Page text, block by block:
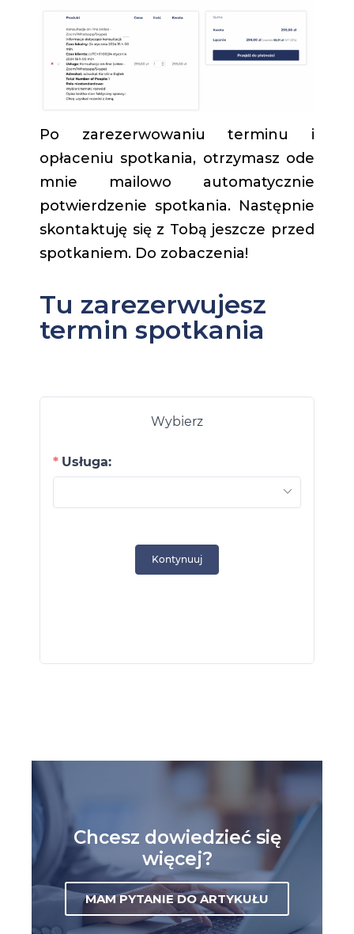
Po zarezerwowaniu terminu i
opłaceniu spotkania, otrzymasz ode
mnie mailowo automatycznie
potwierdzenie spotkania. Następnie
skontaktuję się z Tobą jeszcze przed
spotkaniem. Do zobaczenia!
Tu zarezerwujesz
termin spotkania
Wybierz
Usługa:
Kontynuuj
Chcesz dowiedzieć się
więcej?
MAM PYTANIE DO ARTYKUŁU